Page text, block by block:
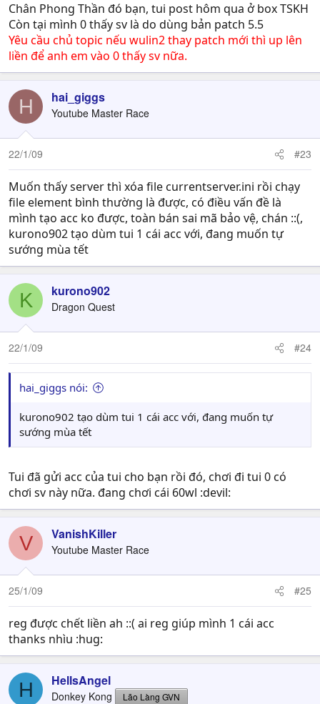
Chân Phong Thần đó bạn, tui post hôm qua ở box TSKH
Còn tại mình 0 thấy sv là do dùng bản patch 5.5
Yêu cầu chủ topic nếu wulin2 thay patch mới thì up lên
liền để anh em vào 0 thấy sv nữa.
H hai_giggs
Youtube Master Race
22/1/09 #23
Muốn thấy server thì xóa file currentserver.ini rồi chạy
file element bình thường là được, có điều vấn đề là
mình tạo acc ko được, toàn bán sai mã bảo vệ, chán ::(,
kurono902 tạo dùm tui 1 cái acc với, đang muốn tự
sướng mùa tết
K kurono902
Dragon Quest
22/1/09 #24
hai_giggs nói:
kurono902 tạo dùm tui 1 cái acc với, đang muốn tự
sướng mùa tết
Tui đã gửi acc của tui cho bạn rồi đó, chơi đi tui 0 có
chơi sv này nữa. đang chơi cái 60wl :devil:
V VanishKiller
Youtube Master Race
25/1/09 #25
reg được chết liền ah ::( ai reg giúp mình 1 cái acc
thanks nhìu :hug:
H HellsAngel
Donkey Kong Lão Làng GVN